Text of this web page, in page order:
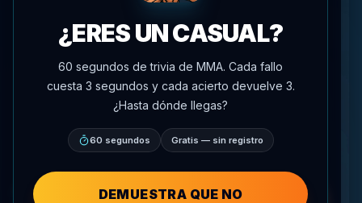
¿ERES UN CASUAL?
60 segundos de trivia de MMA. Cada fallo
cuesta 3 segundos y cada acierto devuelve 3.
¿Hasta dónde llegas?
60 segundos Gratis — sin registro
DEMUESTRA QUE NO